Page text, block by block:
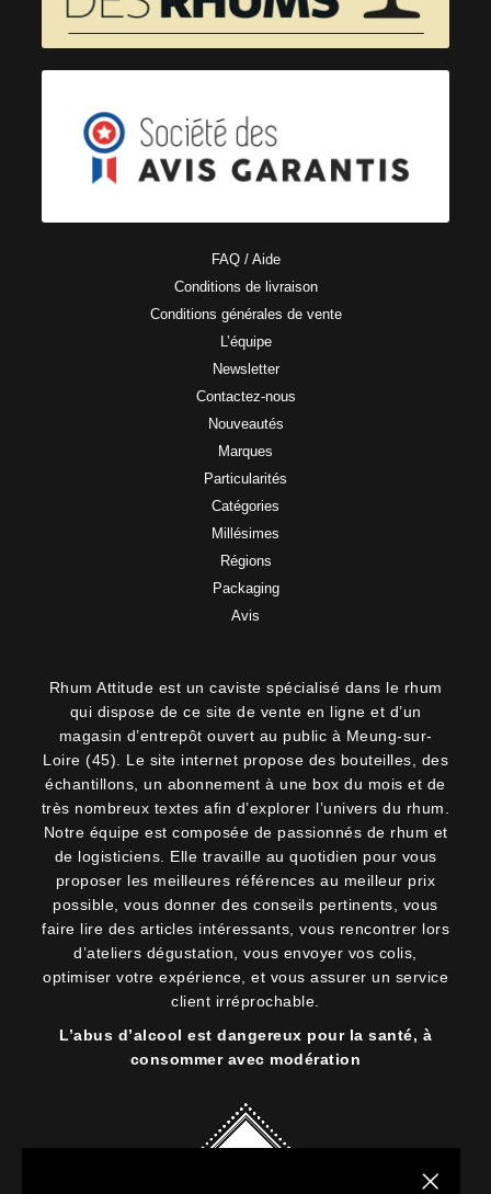
Fermer
FAQ / Aide
Conditions de livraison
Conditions générales de vente
L’équipe
Newsletter
Contactez-nous
Nouveautés
Marques
Particularités
Catégories
Millésimes
Régions
Packaging
Avis
Rhum Attitude est un caviste spécialisé dans le rhum
qui dispose de ce site de vente en ligne et d’un
magasin d’entrepôt ouvert au public à Meung-sur-
Loire (45). Le site internet propose des bouteilles, des
échantillons, un abonnement à une box du mois et de
très nombreux textes afin d’explorer l’univers du rhum.
Notre équipe est composée de passionnés de rhum et
de logisticiens. Elle travaille au quotidien pour vous
proposer les meilleures références au meilleur prix
possible, vous donner des conseils pertinents, vous
faire lire des articles intéressants, vous rencontrer lors
d’ateliers dégustation, vous envoyer vos colis,
optimiser votre expérience, et vous assurer un service
client irréprochable.
L’abus d’alcool est dangereux pour la santé, à
consommer avec modération